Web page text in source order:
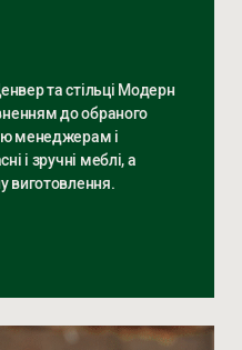
та стільці Модерн
до обраного
менеджерам і
і зручні меблі, а
виготовлення.